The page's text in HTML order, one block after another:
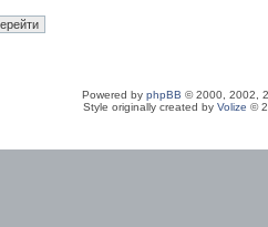
Powered by phpBB © 2000, 2002,
Style originally created by Volize ©